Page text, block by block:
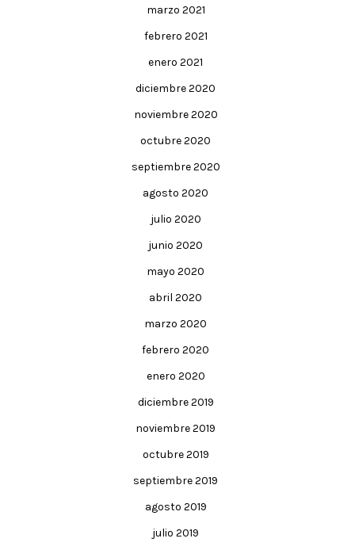
marzo 2021
febrero 2021
enero 2021
diciembre 2020
noviembre 2020
octubre 2020
septiembre 2020
agosto 2020
julio 2020
junio 2020
mayo 2020
abril 2020
marzo 2020
febrero 2020
enero 2020
diciembre 2019
noviembre 2019
octubre 2019
septiembre 2019
agosto 2019
julio 2019